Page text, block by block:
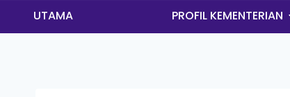
UTAMA PROFIL KEMENTERIAN